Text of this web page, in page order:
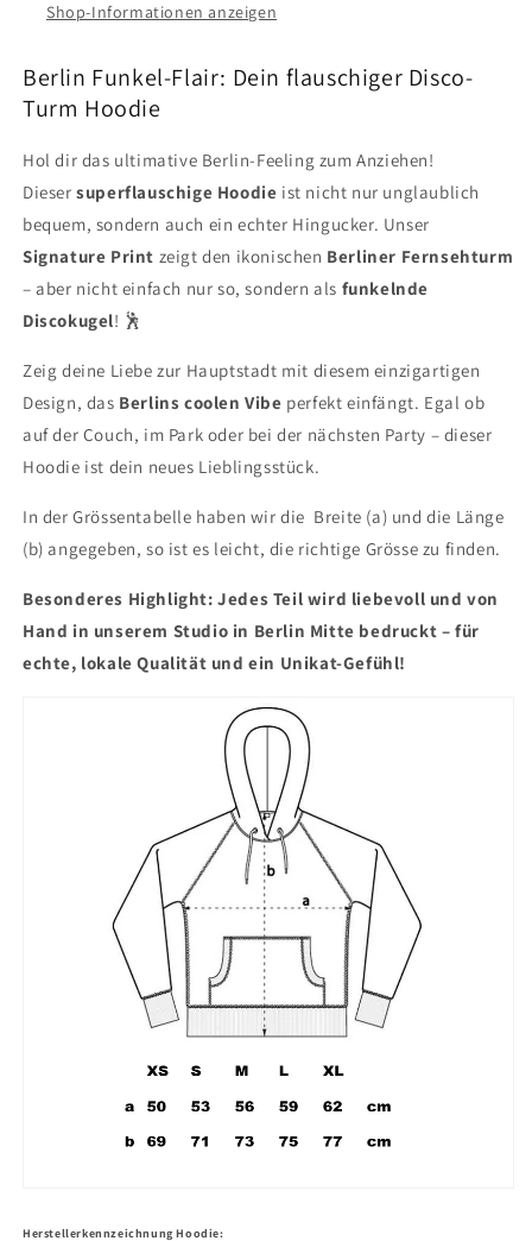
Shop-Informationen anzeigen
Berlin Funkel-Flair: Dein flauschiger Disco-
Turm Hoodie
Hol dir das ultimative Berlin-Feeling zum Anziehen!
Diesersuperflauschige Hoodie ist nicht nur unglaublich
bequem, sondern auch ein echter Hingucker. Unser
Signature Print zeigt den ikonischen Berliner Fernsehturm
– aber nicht einfach nur so, sondern als funkelnde
Discokugel! 🕺
Zeig deine Liebe zur Hauptstadt mit diesem einzigartigen
Design, das Berlins coolen Vibe perfekt einfängt. Egal ob
auf der Couch, im Park oder bei der nächsten Party – dieser
Hoodie ist dein neues Lieblingsstück.
In der Grössentabelle haben wir die Breite (a) und die Länge
(b) angegeben, so ist es leicht, die richtige Grösse zu finden.
Besonderes Highlight: Jedes Teil wird liebevoll und von
Hand in unserem Studio in Berlin Mitte bedruckt – für
echte, lokale Qualität und ein Unikat-Gefühl!
Herstellerkennzeichnung Hoodie: